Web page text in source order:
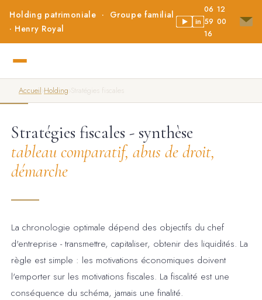
Holding patrimoniale · Groupe familial
· Henry Royal
in
06 12
59 00
16
Accueil Holding Stratégies fiscales
Stratégies fiscales - synthèse
tableau comparatif, abus de droit,
démarche
La chronologie optimale dépend des objectifs du chef
d'entreprise - transmettre, capitaliser, obtenir des liquidités. La
règle est simple : les motivations économiques doivent
l'emporter sur les motivations fiscales. La fiscalité est une
conséquence du schéma, jamais une finalité.